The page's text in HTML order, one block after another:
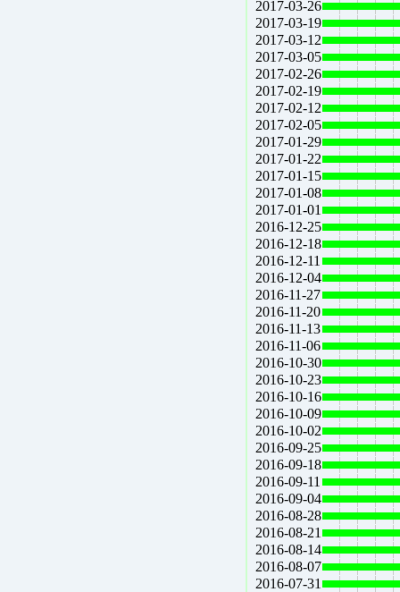
2017-03-26
2017-03-19
2017-03-12
2017-03-05
2017-02-26
2017-02-19
2017-02-12
2017-02-05
2017-01-29
2017-01-22
2017-01-15
2017-01-08
2017-01-01
2016-12-25
2016-12-18
2016-12-11
2016-12-04
2016-11-27
2016-11-20
2016-11-13
2016-11-06
2016-10-30
2016-10-23
2016-10-16
2016-10-09
2016-10-02
2016-09-25
2016-09-18
2016-09-11
2016-09-04
2016-08-28
2016-08-21
2016-08-14
2016-08-07
2016-07-31